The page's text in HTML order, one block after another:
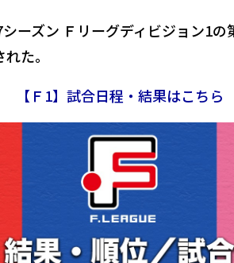
ーズン Ｆリーグディビジョン1
た。
【Ｆ1】試合日程・結果はこちら